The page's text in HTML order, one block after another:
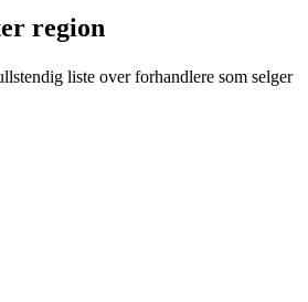
region
liste over forhandlere som selger